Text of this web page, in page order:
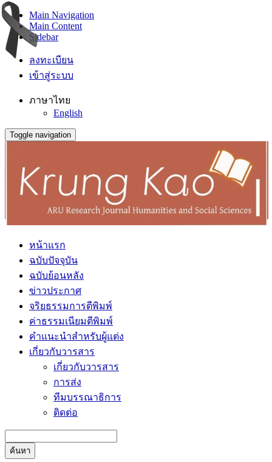
Main Navigation
Main Content
Sidebar
ลงทะเบียน
เข้าสู่ระบบ
ภาษาไทย
English
Toggle navigation
หน้าแรก
ฉบับปัจจุบัน
ฉบับย้อนหลัง
ข่าวประกาศ
จริยธรรมการตีพิมพ์
ค่าธรรมเนียมตีพิมพ์
คำแนะนำสำหรับผู้แต่ง
เกี่ยวกับวารสาร
เกี่ยวกับวารสาร
การส่ง
ทีมบรรณาธิการ
ติดต่อ
ค้นหา